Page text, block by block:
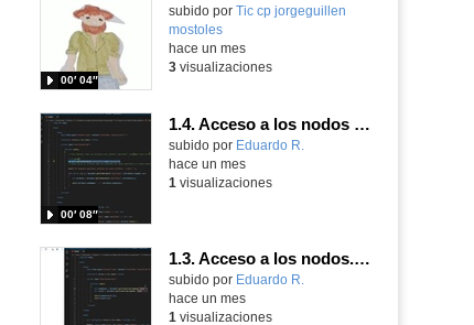
subido por Tic cp jorgeguillen
mostoles
00′ 04″
-
hace un mes
3visualizaciones
1.4. Acceso a los nodos de tipo atributo. Parte 4.
Contenido educativo.
subido por Eduardo R.
00′ 08″
hace un mes
1 visualizaciones
1.3. Acceso a los nodos. Parte 4.
Contenido educativo.
subido por Eduardo R.
hace un mes
1 visualizaciones